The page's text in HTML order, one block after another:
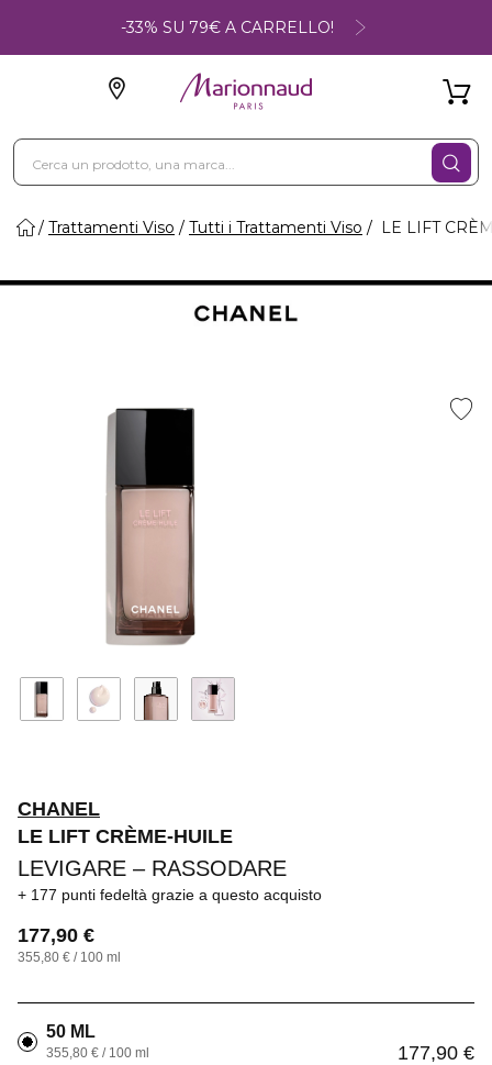
-33% SU 79€ A CARRELLO!
Trattamenti Viso Tutti i Trattamenti Viso LE LIFT
CHANEL
LE LIFT CRÈME-HUILE
LEVIGARE – RASSODARE
177 punti fedeltà grazie a questo acquisto
177,90 €
355,80 € / 100 ml
50 ML
177,90 €
355,80 € / 100 ml